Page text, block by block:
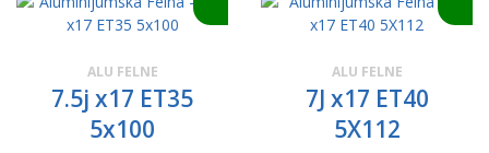
ALU FELNE
7.5j x17 ET35
5x100
ALU FELNE
7J x17 ET40
5X112